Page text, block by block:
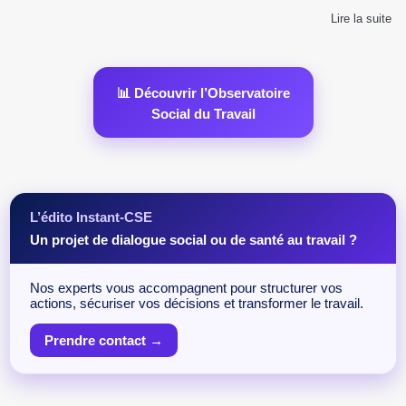
Lire la suite
📊 Découvrir l’Observatoire
Social du Travail
L’édito Instant-CSE
Un projet de dialogue social ou de santé au travail ?
Nos experts vous accompagnent pour structurer vos
actions, sécuriser vos décisions et transformer le travail.
Prendre contact →